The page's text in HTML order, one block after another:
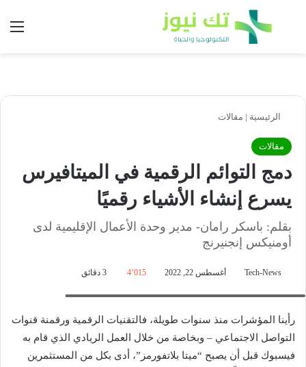
بحث عن
الرئيسية | مقالات
مقالات
دمج التوائم الرقمية في الميتافيرس
يسرع إنشاء الأشياء رقميًا
بقلم: باسكر رامان- مدير وحدة الأعمال الإقليمية لدى
أومنيكس إنجنيرنج
Tech-News أغسطس 22, 2022 4٬015
رأينا المؤشرات منذ سنوات طويلة، فالتقنيات الرقمية ورقمنة قنوات
التواصل الاجتماعي – وبخاصة من خلال العمل الريادي الذي قام به
فيسبوك قبل أن يصبح “ميتا بلاتفورمز”، أدى بكل من المستثمرين